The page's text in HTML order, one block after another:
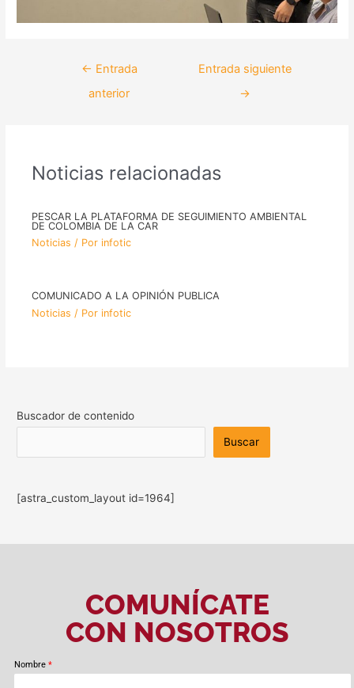
← Entrada
anterior
Entrada siguiente
→
Noticias relacionadas
PESCAR LA PLATAFORMA DE SEGUIMIENTO AMBIENTAL
DE COLOMBIA DE LA CAR
Noticias / Porinfotic
COMUNICADO A LA OPINIÓN PUBLICA
Noticias / Porinfotic
Buscador de contenido
Buscar
[astra_custom_layout id=1964]
COMUNÍCATE
CON NOSOTROS
Nombre *